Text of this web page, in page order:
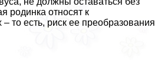
родинка относят к
то есть, риск ее преобразования